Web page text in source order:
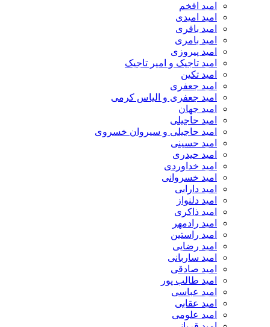
امید افخم
امید امیدی
امید باقری
امید بامری
امید پیروزی
امید تاجیک و امیر تاجیک
امید تکین
امید جعفری
امید جعفری و الیاس کرمی
امید جهان
امید حاجیلی
امید حاجیلی و سیروان خسروی
امید حسینی
امید حیدری
امید خداوردی
امید خسروانی
امید دارابی
امید دلنواز
امید ذاکری
امید رادمهر
امید راستین
امید رضایی
امید ساربانی
امید صادقی
امید طالب پور
امید عباسی
امید عقابی
امید علومی